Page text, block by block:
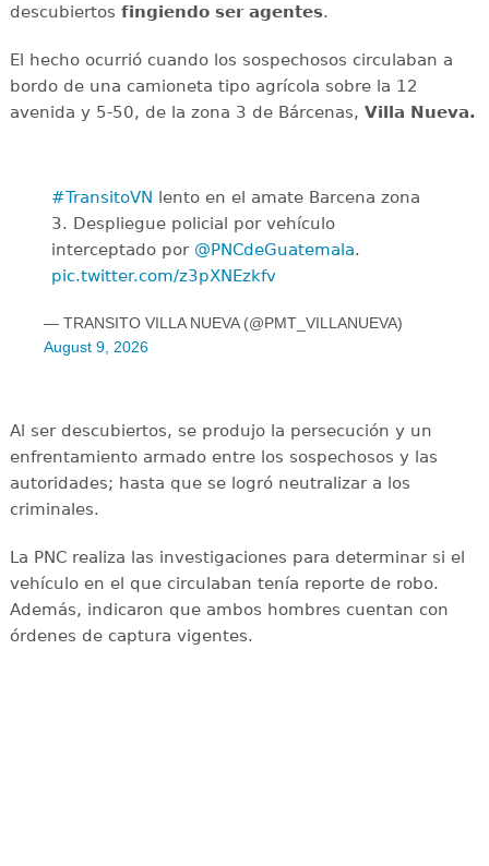
descubiertos fingiendo ser agentes.
El hecho ocurrió cuando los sospechosos circulaban a
bordo de una camioneta tipo agrícola sobre la 12
avenida y 5-50, de la zona 3 de Bárcenas, Villa Nueva.
#TransitoVN lento en el amate Barcena zona
3. Despliegue policial por vehículo
interceptado por @PNCdeGuatemala.
pic.twitter.com/z3pXNEzkfv
— TRANSITO VILLA NUEVA (@PMT_VILLANUEVA)
August 9, 2026
Al ser descubiertos, se produjo la persecución y un
enfrentamiento armado entre los sospechosos y las
autoridades; hasta que se logró neutralizar a los
criminales.
La PNC realiza las investigaciones para determinar si el
vehículo en el que circulaban tenía reporte de robo.
Además, indicaron que ambos hombres cuentan con
órdenes de captura vigentes.